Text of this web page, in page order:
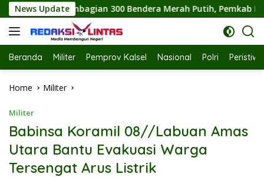
Skip
to
content
News Update
Merah Putih, Pemkab Labuhanbatu Semarakkan HUT
Beranda Militer Pemprov Kalsel Nasional Polri
Home Militer
Militer
Babinsa Koramil 08//Labuan Amas
Utara Bantu Evakuasi Warga
Tersengat Arus Listrik